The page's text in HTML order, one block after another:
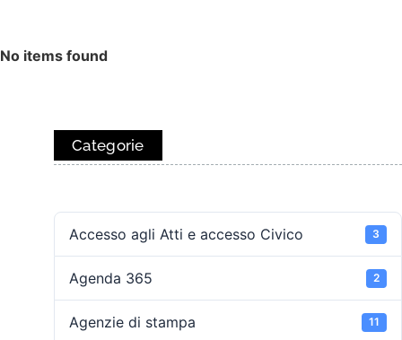
No items found
Categorie
Accesso agli Atti e accesso Civico 3
Agenda 365 2
Agenzie di stampa 11